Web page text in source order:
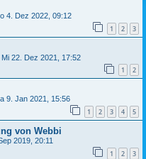
4. Dez 2022, 09:12
1 2 3
Mi 22. Dez 2021, 17:52
1 2
9. Jan 2021, 15:56
1 2 3 4 5
von Webbi
2019, 20:11
1 2 3